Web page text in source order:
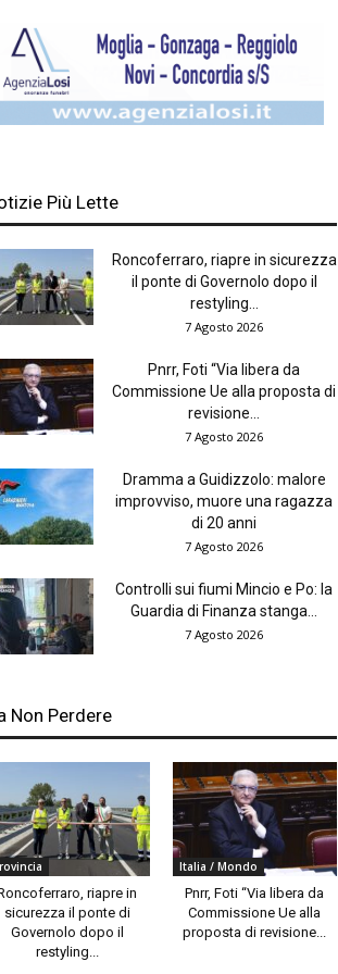
Più Lette
Roncoferraro, riapre in sicurezza
il ponte di Governolo dopo il
restyling...
7 Agosto 2026
Pnrr, Foti “Via libera da
Commissione Ue alla proposta di
revisione...
7 Agosto 2026
Dramma a Guidizzolo: malore
improvviso, muore una ragazza
di 20 anni
7 Agosto 2026
Controlli sui fiumi Mincio e Po: la
Guardia di Finanza stanga...
7 Agosto 2026
Non Perdere
riapre in
sicurezza il ponte di
Governolo dopo il
restyling...
Italia / Mondo
Pnrr, Foti “Via libera da
Commissione Ue alla
proposta di revisione...